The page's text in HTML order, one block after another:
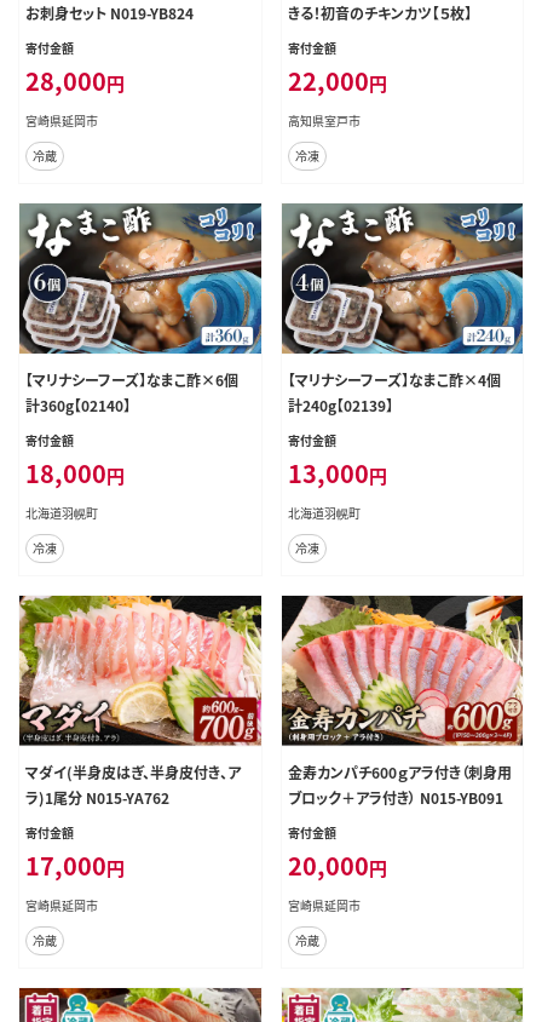
お刺身セット N019-YB824
寄付金額
28,000円
宮崎県延岡市
冷蔵
きる！初音のチキンカツ【５枚】
寄付金額
22,000円
高知県室戸市
冷凍
【マリナシーフーズ】なまこ酢×6個
計360g【02140】
寄付金額
18,000円
北海道羽幌町
冷凍
【マリナシーフーズ】なまこ酢×4個
計240g【02139】
寄付金額
13,000円
北海道羽幌町
冷凍
マダイ(半身皮はぎ、半身皮付き、ア
ラ)1尾分 N015-YA762
寄付金額
17,000円
宮崎県延岡市
冷蔵
金寿カンパチ600ｇアラ付き（刺身用
ブロック＋アラ付き） N015-YB091
寄付金額
20,000円
宮崎県延岡市
冷蔵